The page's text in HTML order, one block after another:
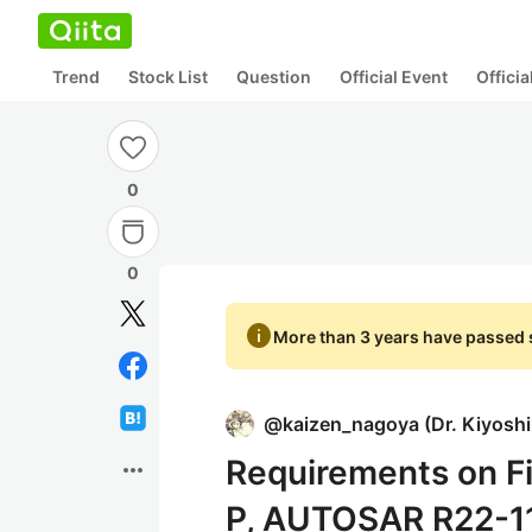
Trend Stock List Question Official Event
0
0
more_horiz
infoMore than 3 years have passed
@kaizen_nagoya (Dr.
Requirements on
P, AUTOSAR R22-